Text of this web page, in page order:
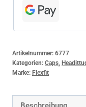
Artikelnummer: 6777
Kategorien: Caps
Marke: Flexfit